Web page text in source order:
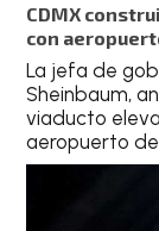
CDMX
con
La jefa de
Sheinbaum,
viaducto
aeropuerto